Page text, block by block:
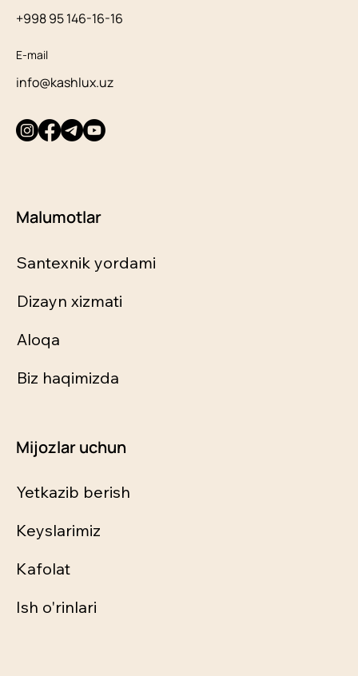
+998 95 146-16-16
E-mail
info@kashlux.uz
Malumotlar
Santexnik yordami
Dizayn xizmati
Aloqa
Biz haqimizda
Mijozlar uchun
Yetkazib berish
Keyslarimiz
Kafolat
Ish o'rinlari